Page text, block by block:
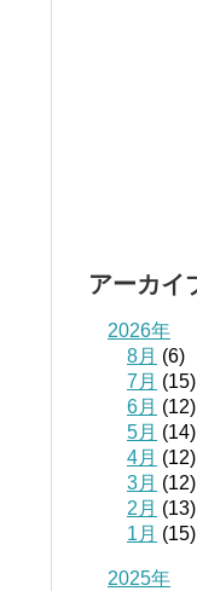
アーカイ
2026年
8月 (6)
7月 (15)
6月 (12)
5月 (14)
4月 (12)
3月 (12)
2月 (13)
1月 (15)
2025年